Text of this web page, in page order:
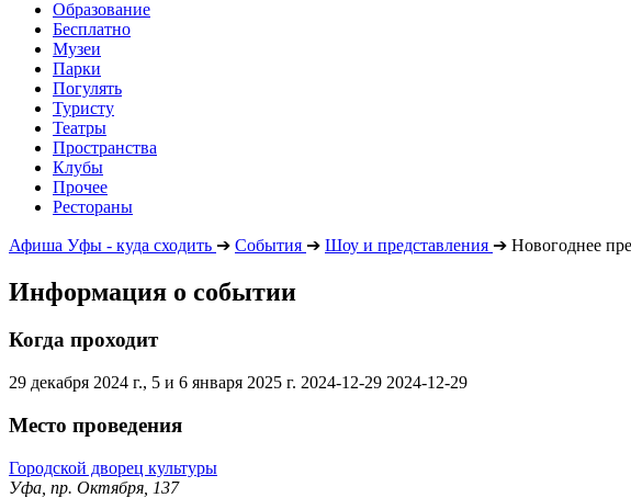
Образование
Бесплатно
Музеи
Парки
Погулять
Туристу
Театры
Пространства
Клубы
Прочее
Рестораны
Афиша Уфы - куда сходить ➔ События ➔ Шоу и представления ➔ Новогоднее
Информация о событии
Когда проходит
29 декабря 2024 г., 5 и 6 января 2025 г. 2024-12-29 2024-12-29
Место проведения
Городской дворец культуры
Уфа, пр. Октября, 137